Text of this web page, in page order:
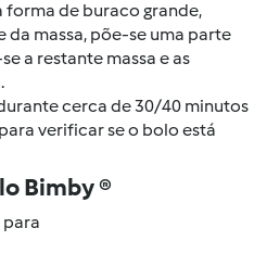
forma de buraco grande,
massa, põe-se uma parte
a restante massa e as
cerca de 30/40 minutos
verificar se o bolo está
Bimby ®